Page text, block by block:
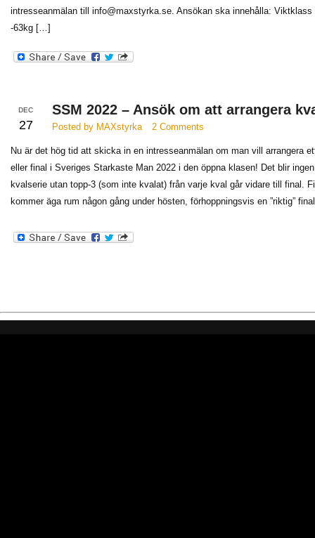
intresseanmälan till info@maxstyrka.se. Ansökan ska innehålla: Viktklass
-63kg […]
DEC
27
SSM 2022 – Ansök om att arrangera
Posted by MAXstyrka 2 Comments
Nu är det hög tid att skicka in en intresseanmälan om man vill arrangera
eller final i Sveriges Starkaste Man 2022 i den öppna klasen! Det blir ingen
kvalserie utan topp-3 (som inte kvalat) från varje kval går vidare till final.
kommer äga rum någon gång under hösten, förhoppningsvis en ”riktig”